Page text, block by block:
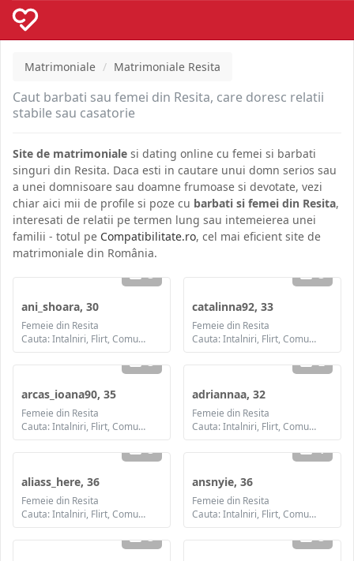
Matrimoniale Matrimoniale Resita
Caut barbati sau femei din Resita, care doresc relatii
stabile sau casatorie
Site de matrimoniale si dating online cu femei si barbati
singuri din Resita. Daca esti in cautare unui domn serios sau
a unei domnisoare sau doamne frumoase si devotate, vezi
chiar aici mii de profile si poze cu barbati si femei din Resita,
interesati de relatii pe termen lung sau intemeierea unei
familii - totul pe Compatibilitate.ro, cel mai eficient site de
matrimoniale din România.
3
ani_shoara, 30
Femeie din Resita
Cauta: Intalniri, Flirt, Comunicare / chat, Prietenie, Casatorie
3
catalinna92, 33
Femeie din Resita
Cauta: Intalniri, Flirt, Comunicare / chat, Prietenie, Casatorie
3
arcas_ioana90, 35
Femeie din Resita
Cauta: Intalniri, Flirt, Comunicare / chat, Prietenie, Casatorie
2
adriannaa, 32
Femeie din Resita
Cauta: Intalniri, Flirt, Comunicare / chat, Prietenie, Casatorie
3
aliass_here, 36
Femeie din Resita
Cauta: Intalniri, Flirt, Comunicare / chat, Prietenie, Casatorie
1
ansnyie, 36
Femeie din Resita
Cauta: Intalniri, Flirt, Comunicare / chat, Prietenie, Casatorie
3 3